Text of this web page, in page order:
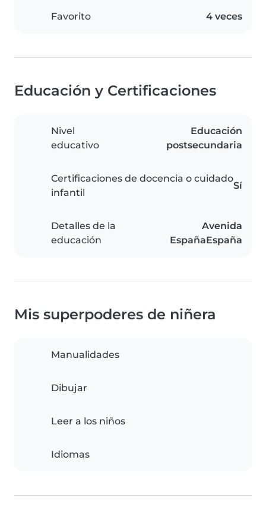
Favorito 4 veces
Educación y Certificaciones
Nivel
educativo
Educación
postsecundaria
Certificaciones de docencia o cuidado
infantil
Sí
Detalles de la
educación
Avenida
EspañaEspaña
Mis superpoderes de niñera
Manualidades
Dibujar
Leer a los niños
Idiomas